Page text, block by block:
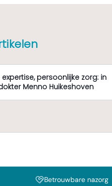
persoonlijke zorg: in
Menno Huikeshoven
Betrouwbare nazorg